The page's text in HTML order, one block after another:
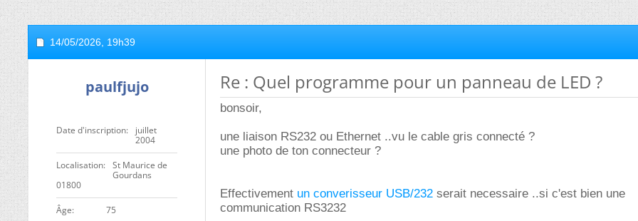
14/05/2026, 19h39
paulfjujo
Date d'inscription
juillet
2004
Localisation
St Maurice de
Gourdans
01800
ge 75
Re : Quel programme pour un panneau de LED ?
bonsoir,
une liaison RS232 ou Ethernet ..vu le cable gris connecté ?
une photo de ton connecteur ?
Effectivement un converisseur USB/232 serait necessaire ..si c'est bien une
communication RS3232